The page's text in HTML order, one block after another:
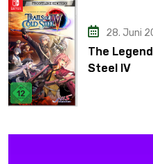
28. Juni
The
Steel IV